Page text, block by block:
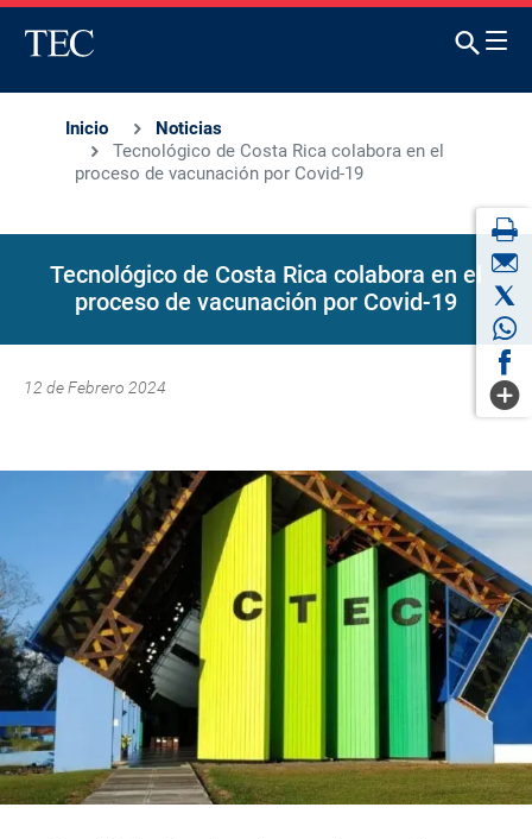
Inicio
Noticias
Tecnológico de Costa Rica colabora en el
proceso de vacunación por Covid-19
Tecnológico de Costa Rica colabora en el
proceso de vacunación por Covid-19
12 de Febrero 2024